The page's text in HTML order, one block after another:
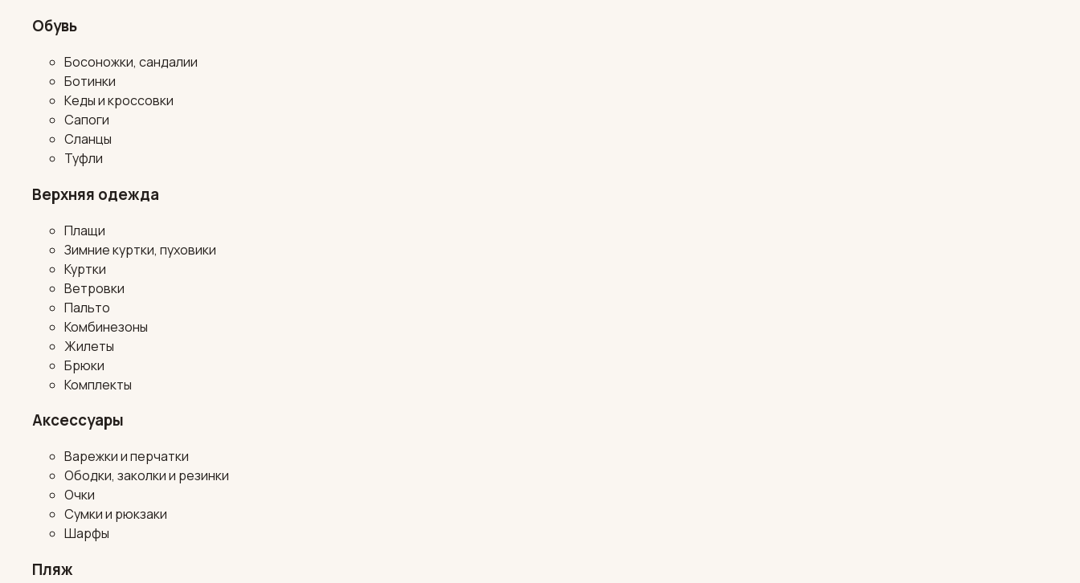
Обувь
Босоножки, сандалии
Ботинки
Кеды и кроссовки
Сапоги
Сланцы
Туфли
Верхняя одежда
Плащи
Зимние куртки, пуховики
Куртки
Ветровки
Пальто
Комбинезоны
Жилеты
Брюки
Комплекты
Аксессуары
Варежки и перчатки
Ободки, заколки и резинки
Очки
Сумки и рюкзаки
Шарфы
Пляж